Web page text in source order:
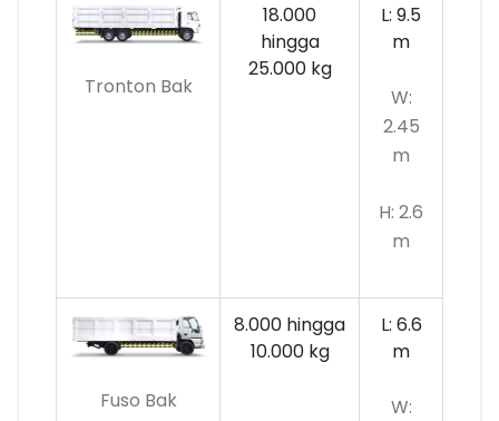
Tronton Bak
18.000
hingga
25.000 kg
L: 9.5
m
W:
2.45
m
H: 2.6
m
Fuso Bak
8.000 hingga
10.000kg
L: 6.6
m
W: